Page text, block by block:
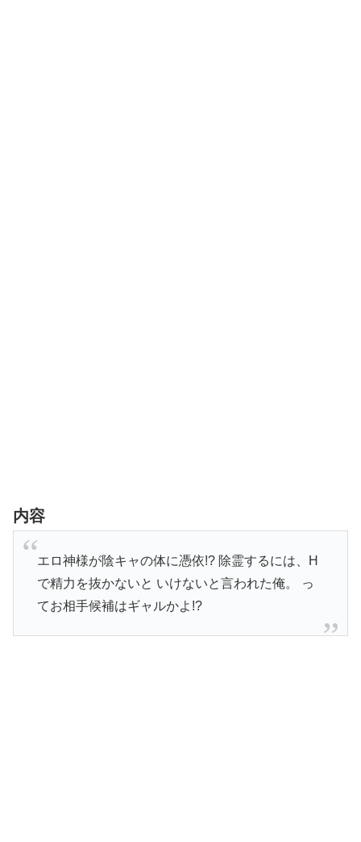
内容
エロ神様が陰キャの体に憑依!? 除霊するには、H
で精力を抜かないと いけないと言われた俺。 っ
てお相手候補はギャルかよ!?